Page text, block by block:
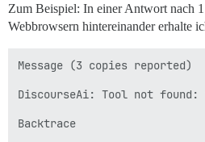
Zum Beispiel: In einer Antwort nach
Webbrowsern hintereinander erhalte
Message (3 copies reported)
DiscourseAi: Tool not found:
Backtrace